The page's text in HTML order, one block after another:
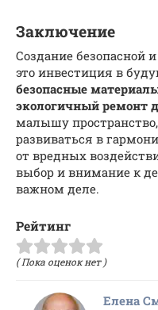
Заключение
Создание безопасной
это инвестиция в
безопасные
экологичный ремонт
малышу
развиваться в
от вредных
выбор и внимание к
важном деле.
Рейтинг
( Пока оценок нет )
Елена